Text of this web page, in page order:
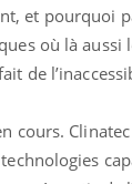
et pourquoi
où là aussi
de
cours.